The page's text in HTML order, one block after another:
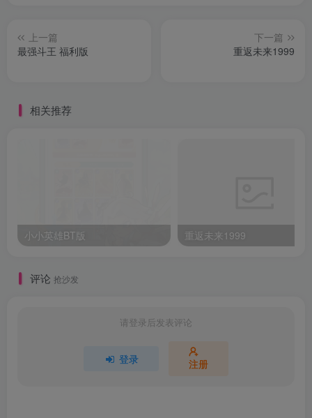
上一篇
最强斗王 福利版
下一篇
重返未来1999
相关推荐
小小英雄BT版 重返未来1999
评论 抢沙发
请登录后发表评论
登录 注册